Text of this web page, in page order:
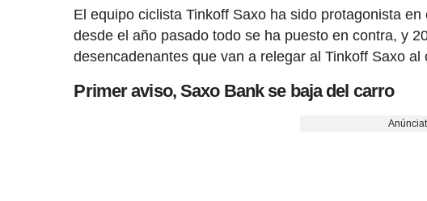
El equipo ciclista Tinkoff Saxo ha sido protagonista
desde el año pasado todo se ha puesto en contra, y
desencadenantes que van a relegar al Tinkoff Saxo al
Primer aviso, Saxo Bank se baja del carro